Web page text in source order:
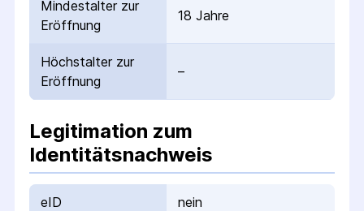
Mindestalter zur
Eröffnung
18 Jahre
Höchstalter zur
Eröffnung
–
Legitimation zum
Identitätsnachweis
eID nein